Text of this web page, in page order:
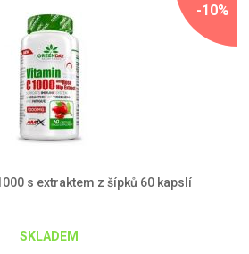
-10%
s extraktem z šípků 60 kapslí
SKLADEM